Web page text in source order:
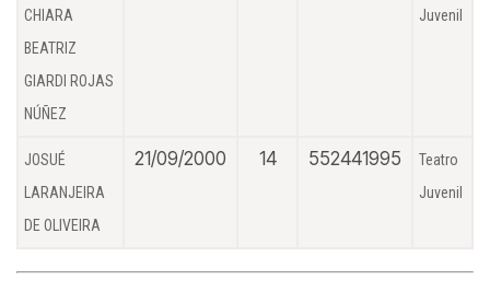
CHIARA
BEATRIZ
GIARDI ROJAS
NÚÑEZ
Juvenil
JOSUÉ
LARANJEIRA
DE OLIVEIRA
21/09/2000 14 552441995
Teatro
Juvenil